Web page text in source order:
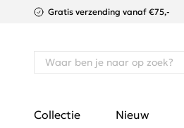
Gratis verzending vanaf €75,-
Collectie Nieuw